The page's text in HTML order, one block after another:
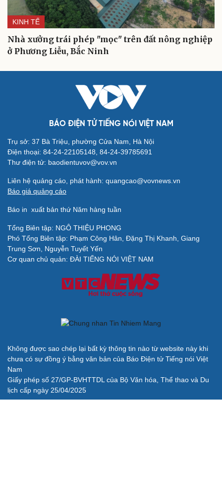
KINH TẾ
Nhà xưởng trái phép "mọc" trên đất nông nghiệp
ở Phương Liễu, Bắc Ninh
BÁO ĐIỆN TỬ TIẾNG NÓI VIỆT NAM
Trụ sở: 37 Bà Triệu, phường Cửa Nam, Hà Nội
Điện thoại: 84-24-22105148, 84-24-39785691
Thư điện tử: baodientuvov@vov.vn
Liên hệ quảng cáo, phát hành: quangcao@vovnews.vn
Báo giá quảng cáo
Báo in xuất bản thứ Năm hàng tuần
Tổng Biên tập: NGÔ THIỆU PHONG
Phó Tổng Biên tập: Phạm Công Hân, Đặng Thị Khanh, Giang
Trung Sơn, Nguyễn Tuyết Yến
Cơ quan chủ quản: ĐÀI TIẾNG NÓI VIỆT NAM
Không được sao chép lại bất kỳ thông tin nào từ website này khi
chưa có sự đồng ý bằng văn bản của Báo Điện tử Tiếng nói Việt
Nam
Giấy phép số 27/GP-BVHTTDL của Bộ Văn hóa, Thể thao và Du
lịch cấp ngày 25/04/2025